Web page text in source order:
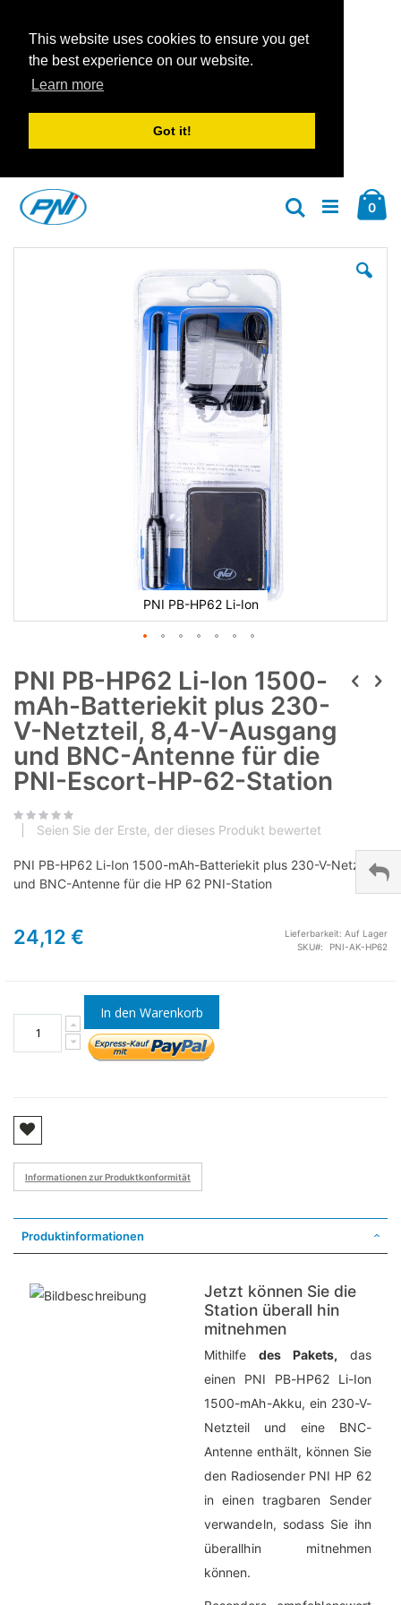
This website uses cookies to ensure you get
the best experience on our website.
Learn more
Got it!
Inhalt
springen
0
Suche
PNI PB-HP62 Li-Ion
PNI PB-HP62 Li-Ion 1500-
mAh-Batteriekit plus 230-
V-Netzteil, 8,4-V-Ausgang
und BNC-Antenne für die
PNI-Escort-HP-62-Station
Seien Sie der Erste, der dieses Produkt bewertet
PNI PB-HP62 Li-Ion 1500-mAh-Batteriekit plus 230-V-Netzteil
und BNC-Antenne für die HP 62 PNI-Station
24,12 € Lieferbarkeit: Auf Lager
SKU
PNI-AK-HP62
In den Warenkorb
Informationen zur Produktkonformität
Produktinformationen
Jetzt können Sie die
Station überall hin
mitnehmen
Mithilfedes Pakets, das
einen PNI PB-HP62 Li-Ion
1500-mAh-Akku, ein 230-V-
Netzteil und eine BNC-
Antenne enthält, können Sie
den Radiosender PNI HP 62
in einen tragbaren Sender
verwandeln, sodass Sie ihn
überallhin mitnehmen
können.